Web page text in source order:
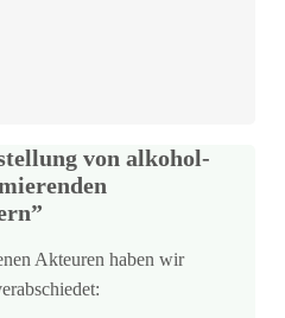
von alkohol-
Akteuren haben wir